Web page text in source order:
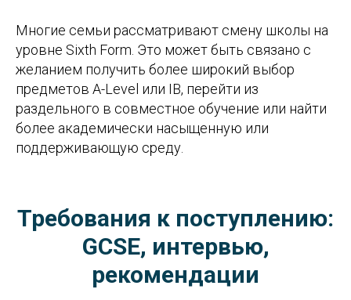
Многие семьи рассматривают смену школы на
уровне Sixth Form. Это может быть связано с
желанием получить более широкий выбор
предметов A-Level или IB, перейти из
раздельного в совместное обучение или найти
более академически насыщенную или
поддерживающую среду.
Требования к поступлению:
GCSE, интервью,
рекомендации